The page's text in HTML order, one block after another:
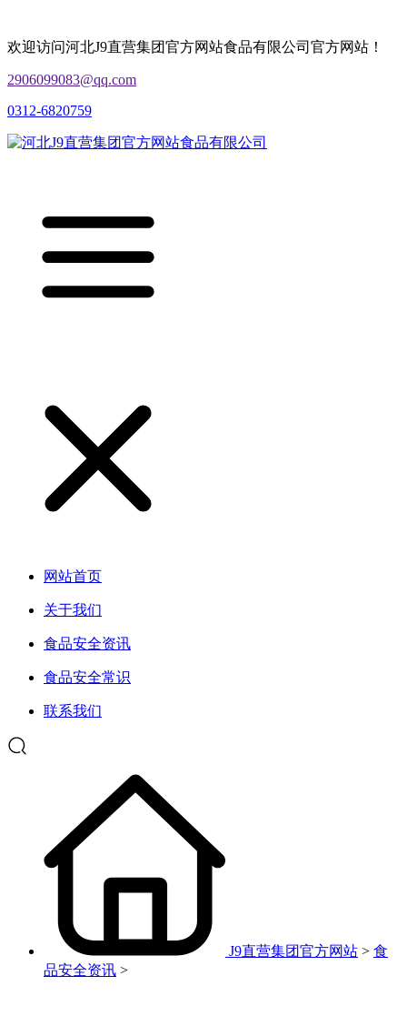
欢迎访问河北J9直营集团官方网站食品有限公司官方网站！
2906099083@qq.com
0312-6820759
网站首页
关于我们
食品安全资讯
食品安全常识
联系我们
J9直营集团官方网站 > 食
品安全资讯 >